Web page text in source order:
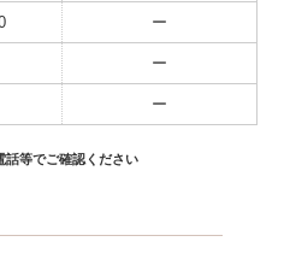
ー
ー
ー
話等でご確認ください